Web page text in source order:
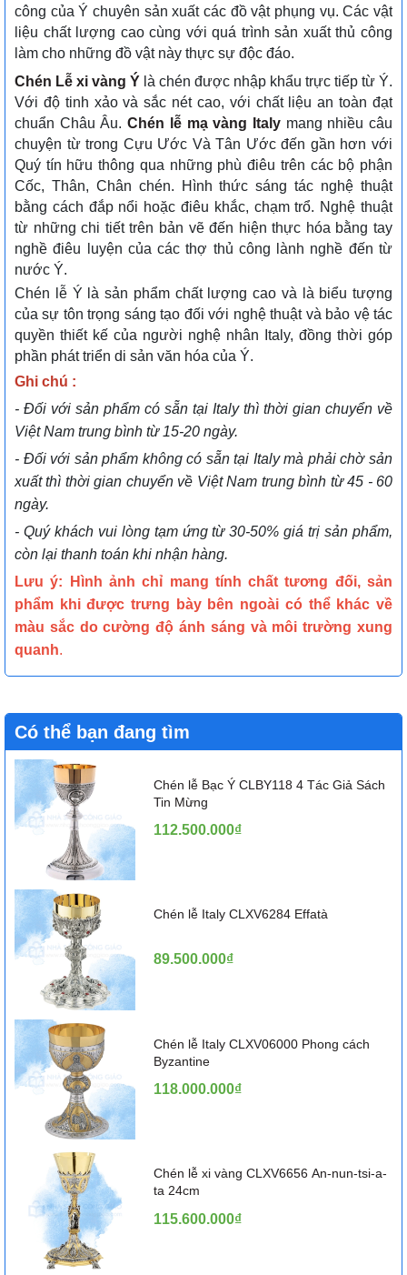
công của Ý chuyên sản xuất các đồ vật phụng vụ. Các vật
liệu chất lượng cao cùng với quá trình sản xuất thủ công
làm cho những đồ vật này thực sự độc đáo.
Chén Lễ xi vàng Ý là chén được nhập khẩu trực tiếp từ Ý.
Với độ tinh xảo và sắc nét cao, với chất liệu an toàn đạt
chuẩn Châu Âu.Chén lễ mạ vàng Italymang nhiều câu
chuyện từ trong Cựu Ước Và Tân Ước đến gần hơn với
Quý tín hữu thông qua những phù điêu trên các bộ phận
Cốc, Thân, Chân chén. Hình thức sáng tác nghệ thuật
bằng cách đắp nổi hoặc điêu khắc, chạm trổ. Nghệ thuật
từ những chi tiết trên bản vẽ đến hiện thực hóa bằng tay
nghề điêu luyện của các thợ thủ công lành nghề đến từ
nước Ý.
Chén lễ Ý là sản phẩm chất lượng cao và là biểu tượng
của sự tôn trọng sáng tạo đối với nghệ thuật và bảo vệ tác
quyền thiết kế của người nghệ nhân Italy, đồng thời góp
phần phát triển di sản văn hóa của Ý.
Ghi chú :
- Đối với sản phẩm có sẵn tại Italy thì thời gian chuyển về
Việt Nam trung bình từ 15-20 ngày.
- Đối với sản phẩm không có sẵn tại Italy mà phải chờ sản
xuất thì thời gian chuyển về Việt Nam trung bình từ 45 - 60
ngày.
- Quý khách vui lòng tạm ứng từ 30-50% giá trị sản phẩm,
còn lại thanh toán khi nhận hàng.
Lưu ý: Hình ảnh chỉ mang tính chất tương đối, sản
phẩm khi được trưng bày bên ngoài có thể khác về
màu sắc do cường độ ánh sáng và môi trường xung
quanh.
Có thể bạn đang tìm
Chén lễ Bạc Ý CLBY118 4 Tác Giả Sách
Tin Mừng
112.500.000₫
Chén lễ Italy CLXV6284 Effatà
89.500.000₫
Chén lễ Italy CLXV06000 Phong cách
Byzantine
118.000.000₫
Chén lễ xi vàng CLXV6656 An-nun-tsi-a-
ta 24cm
115.600.000₫